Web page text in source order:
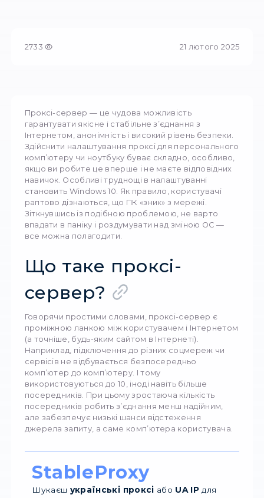
Покрокова інструкція як налаштувати проксі
2733 21
Проксі-сервер — це чудова можливість
гарантувати якісне і стабільне з’єднання з
Інтернетом, анонімність і високий рівень
Здійснити налаштування проксі для
комп’ютеру чи ноутбуку буває складно,
якщо ви робите це вперше і не маєте
навичок. Особливі труднощі в налаштуванні
становить Windows 10. Як правило,
раптово дізнаються, що ПК «зник» з мережі.
Зіткнувшись із подібною проблемою, не
впадати в паніку і роздумувати над зміною
все можна полагодити.
Що таке проксі-
сервер?
Говорячи простими словами, проксі-
проміжною ланкою між користувачем і